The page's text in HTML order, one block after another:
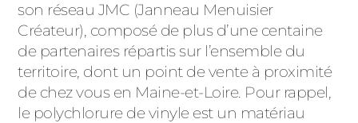
son réseau JMC (Janneau Menuisier
Créateur), composé de plus d’une centaine
de partenaires répartis sur l’ensemble du
territoire, dont un point de vente à proximité
de chez vous en Maine-et-Loire. Pour rappel,
le polychlorure de vinyle est un matériau